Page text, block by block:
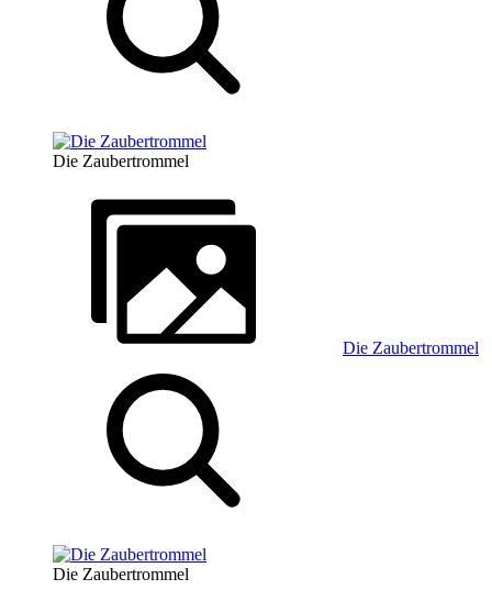
Die Zaubertrommel
Die Zaubertrommel
Die Zaubertrommel